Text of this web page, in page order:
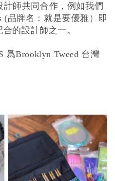
師共同合作，例如我們
(品牌名：就是要優雅）即
的設計師之一。
爲Brooklyn Tweed 台灣